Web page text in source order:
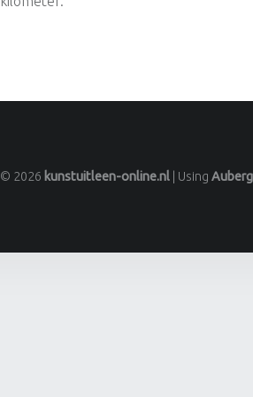
© 2026 kunstuitleen-online.nl Using